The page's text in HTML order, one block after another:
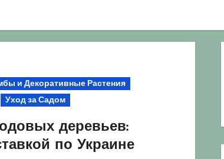
и Декоративные Растения
Уход за Садом
деревьев:
по Украине